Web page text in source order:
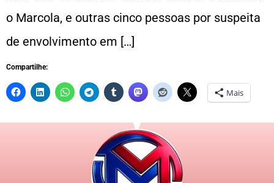
o Marcola, e outras cinco pessoas por suspeita
de envolvimento em […]
Compartilhe:
Mais